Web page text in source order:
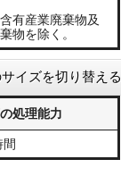
産業廃棄物及
物を除く。
イズを切り替える
処理能力